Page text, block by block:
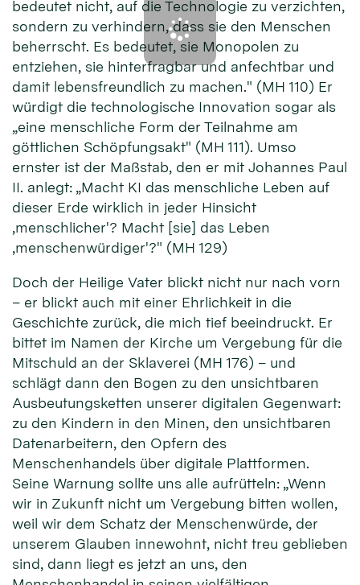
bedeutet nicht, auf die Technologie zu verzichten,
sondern zu verhindern, dass sie den Menschen
beherrscht. Es bedeutet, sie Monopolen zu
entziehen, sie hinterfragbar und anfechtbar und
damit lebensfreundlich zu machen." (MH 110) Er
würdigt die technologische Innovation sogar als
„eine menschliche Form der Teilnahme am
göttlichen Schöpfungsakt" (MH 111). Umso
ernster ist der Maßstab, den er mit Johannes Paul
II. anlegt: „Macht KI das menschliche Leben auf
dieser Erde wirklich in jeder Hinsicht
‚menschlicher'? Macht [sie] das Leben
‚menschenwürdiger'?" (MH 129)
Doch der Heilige Vater blickt nicht nur nach vorn
– er blickt auch mit einer Ehrlichkeit in die
Geschichte zurück, die mich tief beeindruckt. Er
bittet im Namen der Kirche um Vergebung für die
Mitschuld an der Sklaverei (MH 176) – und
schlägt dann den Bogen zu den unsichtbaren
Ausbeutungsketten unserer digitalen Gegenwart:
zu den Kindern in den Minen, den unsichtbaren
Datenarbeitern, den Opfern des
Menschenhandels über digitale Plattformen.
Seine Warnung sollte uns alle aufrütteln: „Wenn
wir in Zukunft nicht um Vergebung bitten wollen,
weil wir dem Schatz der Menschenwürde, der
unserem Glauben innewohnt, nicht treu geblieben
sind, dann liegt es jetzt an uns, den